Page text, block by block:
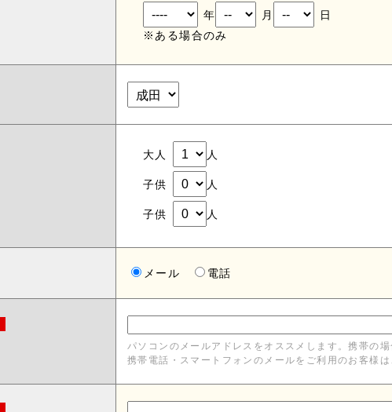
年
月
日
※ある場合のみ
大人 人
子供 人
子供 人
メール 電話
パソコンのメールアドレスをオススメします。携帯の
携帯電話・スマートフォンのメールをご利用のお客様